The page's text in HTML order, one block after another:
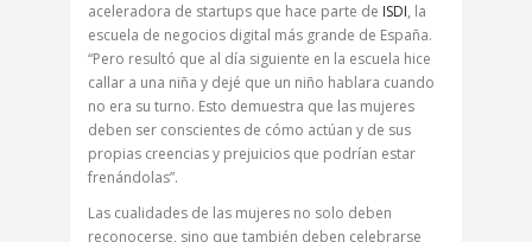
aceleradora de startups que hace parte de ISDI, la
escuela de negocios digital más grande de España.
“Pero resultó que al día siguiente en la escuela hice
callar a una niña y dejé que un niño hablara cuando
no era su turno. Esto demuestra que las mujeres
deben ser conscientes de cómo actúan y de sus
propias creencias y prejuicios que podrían estar
frenándolas”.
Las cualidades de las mujeres no solo deben
reconocerse, sino que también deben celebrarse